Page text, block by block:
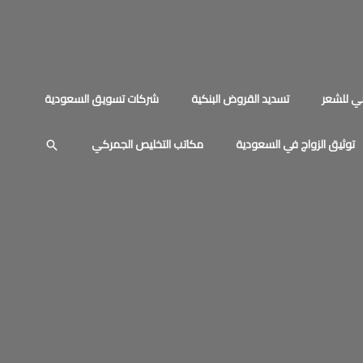
للشعر تسديد القروض البنكية شركات تسويق السعودية
توثيق الزواج في السعودية مكاتب التخليص الجمركي